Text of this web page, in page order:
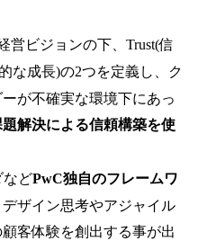
営ビジョンの下、Trust(信
な成長)の2つを定義し、ク
が不確実な環境下にあっ
題解決による信頼構築を使
などPwC独自のフレームワ
デザイン思考やアジャイル
客体験を創出する事が出